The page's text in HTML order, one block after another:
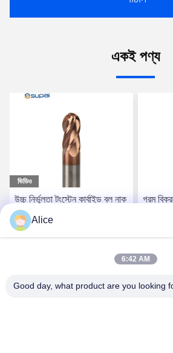
একই পণ্য
ভিডিও
উচ্চ নির্ভুলতা টংস্টেন কার্বাইড বল নাক
শেষ মিল 4 ফ্লুট HRC55 ফ্রিজিং
সরঞ্জাম
গরম
Alice
6:42 AM
Good day, what product are you looking